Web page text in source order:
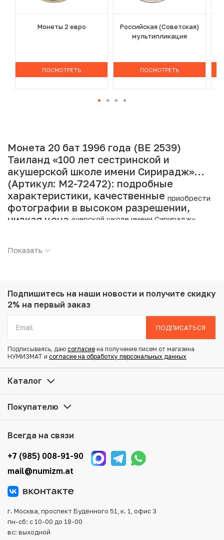
Монеты 2 евро
ПОСМОТРЕТЬ
Российская (Советская)
мультипликация
ПОСМОТРЕТЬ
Монета 20 бат 1996 года (BE 2539)
Таиланд «100 лет сестринской и
акушерской школе имени Сирирадж»
(Артикул: M2-72472): подробные
характеристики, качественные
фотографии в высоком разрешении,
низкая цена.
Интернет магазин «Нумизмат» предлагает приобрести
20 бат 1996 года (BE 2539) Таиланд «100 лет
сестринской и акушерской школе имени Сирирадж».
Металл: Медно-никелевый сплав
Вес: 15 г
Тираж: 800.000
Купить 20 бат 1996 года (BE 2539) Таиланд «100 лет
сестринской и акушерской школе имени Сирирадж» по
Все монеты, представленные в каталоге, находятся в
Мы доставим Ваш заказ в любой регион России, кроме
того, возможен самовывоз товара из офиса магазина.
Для вашего удобства представлены несколько способов
оплаты и доставки заказа. Все отправления надежно и
повреждения во время доставки.
Показать
Подпишитесь на наши новости и получите скидку
2% на первый заказ
ПОДПИСАТЬСЯ
Подписываясь, даю согласие на получение писем от магазина
НУМИЗМАТ и согласие на обработку персональных данных
Каталог
Покупателю
Всегда на связи
+7 (985) 008-91-90
mail@numizm.at
г. Москва, проспект Будённого 51, к. 1, офис 3
пн-сб: с 10-00 до 18-00
вс: выходной